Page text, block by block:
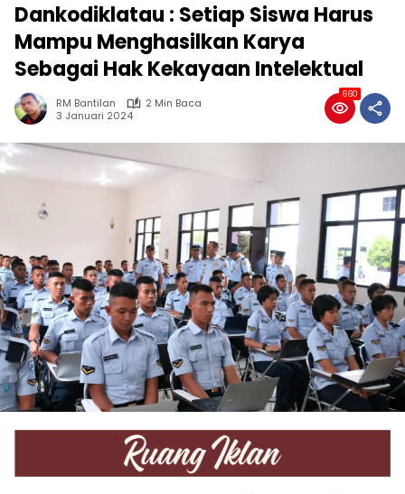
Dankodiklatau : Setiap Siswa Harus
Mampu Menghasilkan Karya
Sebagai Hak Kekayaan Intelektual
RM Bantilan
2 Min Baca
3 Januari 2024
660